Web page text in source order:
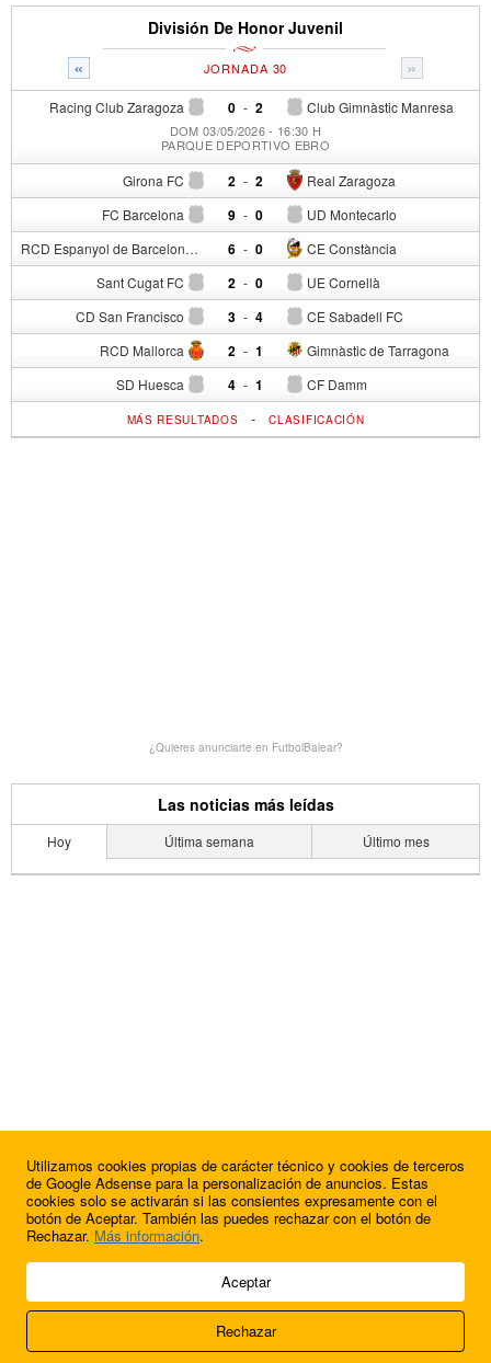
División De Honor Juvenil
« »
JORNADA 30
Racing Club Zaragoza 0 - Club Gimnàstic Manresa
2
DOM 03/05/2026 - 16:30 H
PARQUE DEPORTIVO EBRO
Girona FC 2 - Real Zaragoza
2
FC Barcelona 9 - UD Montecarlo
0
RCD Espanyol de Barcelona 6 - CE Constància
0
Sant Cugat FC 2 - UE Cornellà
0
CD San Francisco 3 - CE Sabadell FC
4
RCD Mallorca 2 - Gimnàstic de Tarragona
1
SD Huesca 4 - CF Damm
1
MÁS RESULTADOS -CLASIFICACIÓN
¿Quieres anunciarte en FutbolBalear?
Las noticias más leídas
Hoy Última semana Último mes
© 2009 - 2026 Soluciones Corporativas IP, SL.
Acerca de nosotros
FútbolBalear
Utilizamos cookies propias de carácter técnico y cookies de terceros
de Google Adsense para la personalización de anuncios. Estas
cookies solo se activarán si las consientes expresamente con el
botón de Aceptar. También las puedes rechazar con el botón de
Rechazar. Más información.
Aceptar
Rechazar